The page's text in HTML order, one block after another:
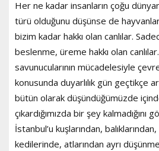
Her ne kadar insanların çoğu
türü olduğunu düşünse de
bizim kadar hakkı olan canlılar.
beslenme, üreme hakkı olan
savunucularının mücadelesiyle
konusunda duyarlılık gün geçtikçe
bütün olarak düşündüğümüzde
çıkardığımızda bir şey kalmadığını
İstanbul’u kuşlarından,
kedilerinde, atlarından ayrı